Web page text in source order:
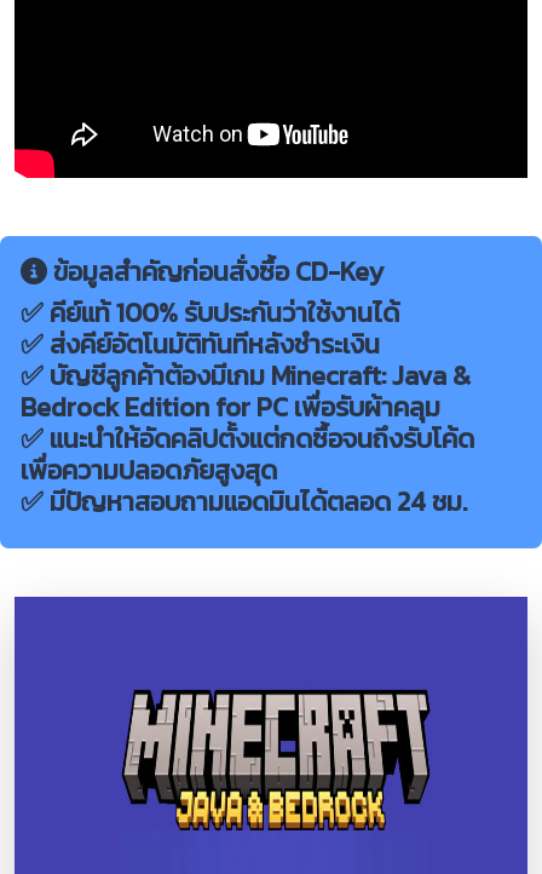
ข้อมูลสำคัญก่อนสั่งซื้อ CD-Key
✅ คีย์แท้ 100% รับประกันว่าใช้งานได้
✅ ส่งคีย์อัตโนมัติทันทีหลังชำระเงิน
✅ บัญชีลูกค้าต้องมีเกม Minecraft: Java &
Bedrock Edition for PC เพื่อรับผ้าคลุม
✅ แนะนำให้อัดคลิปตั้งแต่กดซื้อจนถึงรับโค้ด
เพื่อความปลอดภัยสูงสุด
✅ มีปัญหาสอบถามแอดมินได้ตลอด 24 ชม.